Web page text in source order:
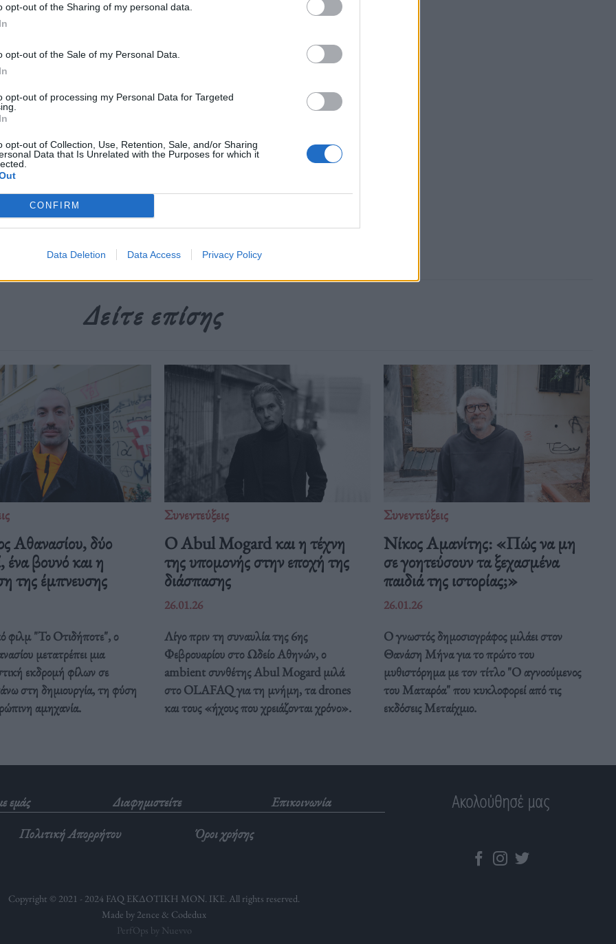
opt-out of the Sharing of my personal data.
opt-out of the Sale of my Personal Data.
opt-out of processing my Personal Data for Targeted
opt-out of Collection, Use, Retention, Sale, and/or Sharing
Data that Is Unrelated with the Purposes for which it
CONFIRM
Data Deletion Data Access Privacy Policy
σκηνογράφος – παρατηρητής που
σκηνικό στην πόλη, από ένα ταξίδι ή
φανταστικούς χώρους που σταγάζουν
εικόνες – αναμνήσεις στον θεατή.
→
Μελανός,σκηνογραφία,σκηνογράφος
Δείτε επίσης
Αθανασίου, δύο
ένα βουνό και η
της έμπνευσης
φιλμ "Το Οτιδήποτε", ο
μετατρέπει μια
εκδρομή φίλων σε
στη δημιουργία, τη φύση
αμηχανία.
Συνεντεύξεις
Ο Abul Mogard και η τέχνη
της υπομονής στην εποχή της
διάσπασης
26.01.26
Λίγο πριν τη συναυλία της 6ης
Φεβρουαρίου στο Ωδείο Αθηνών, ο
ambient συνθέτης Abul Mogard μιλά
στο OLAFAQ για τη μνήμη, τα drones
και τους «ήχους που χρειάζονται χρόνο».
Συνεντεύξεις
Νίκος Αμανίτης: «Πώς να μη
σε γοητεύσουν τα ξεχασμένα
παιδιά της ιστορίας;»
26.01.26
Ο γνωστός δημοσιογράφος μιλάει στον
Θανάση Μήνα για το πρώτο του
μυθιστόρημα με τον τίτλο "Ο αγνοούμενος
του Ματαρόα" που κυκλοφορεί από τις
εκδόσεις Μεταίχμιο.
εμάς Διαφημιστείτε
Επικοινωνία
Πολιτική Απορρήτου
Όροι χρήσης
Ακολούθησέ μας
Copyright © 2021 - 2024 FAQ ΕΚΔΟΤΙΚΗ ΜΟΝ. ΙΚΕ. All rights reserved.
Made by 2ence & Codedux
PerfOps by Nuevvo